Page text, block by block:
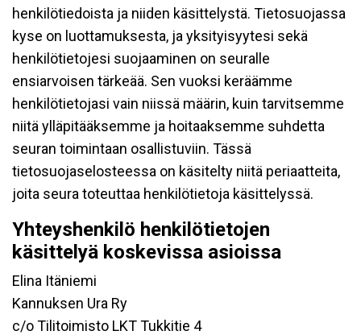
henkilötiedoista ja niiden käsittelystä. Tietosuojassa
kyse on luottamuksesta, ja yksityisyytesi sekä
henkilötietojesi suojaaminen on seuralle
ensiarvoisen tärkeää. Sen vuoksi keräämme
henkilötietojasi vain niissä määrin, kuin tarvitsemme
niitä ylläpitääksemme ja hoitaaksemme suhdetta
seuran toimintaan osallistuviin. Tässä
tietosuojaselosteessa on käsitelty niitä periaatteita,
joita seura toteuttaa henkilötietoja käsittelyssä.
Yhteyshenkilö henkilötietojen
käsittelyä koskevissa asioissa
Elina Itäniemi
Kannuksen Ura Ry
c/o Tilitoimisto LKT Tukkitie 4